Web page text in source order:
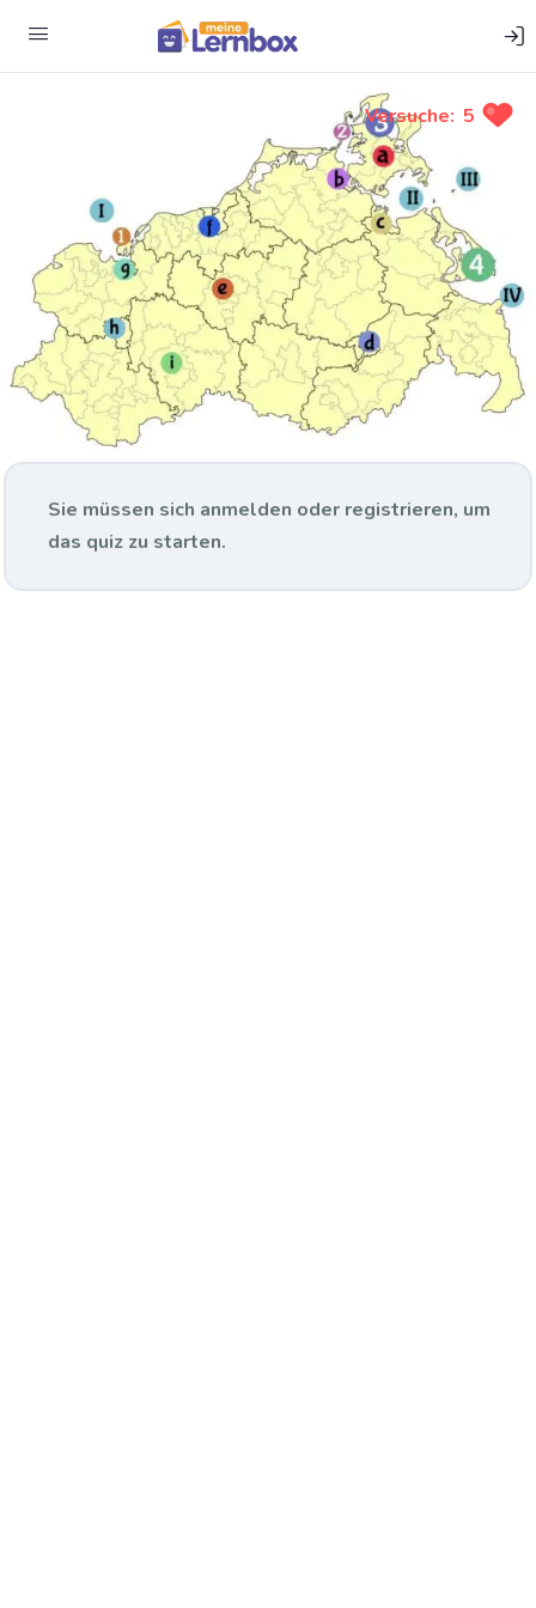
Versuche: 5
Sie müssen sich anmelden oder registrieren, um
das quiz zu starten.